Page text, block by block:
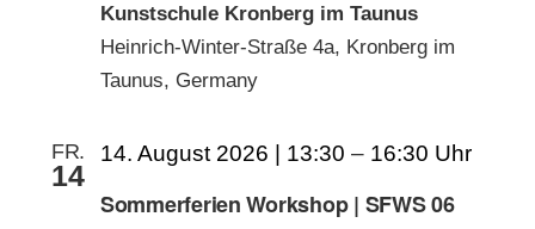
Kunstschule Kronberg im Taunus
Heinrich-Winter-Straße 4a, Kronberg im
Taunus, Germany
FR.
14
Sommerferien Workshop | SFWS 06
14. August 2026 | 13:30 – 16:30